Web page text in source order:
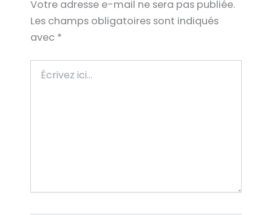
Votre adresse e-mail ne sera pas publiée.
Les champs obligatoires sont indiqués
avec *
ici…